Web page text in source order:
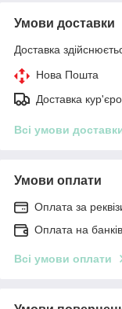
Умови доставки
Доставка
Нова Пошта
Доставка
Всі умови
Умови оплати
Оплата за
Оплата на
Всі умови оплати